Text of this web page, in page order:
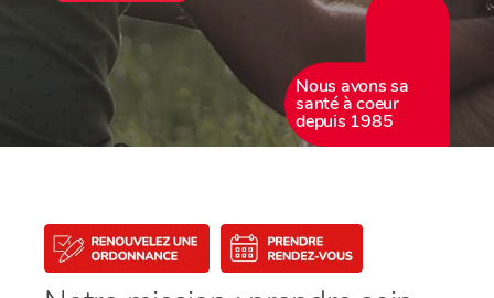
Nous avons sa
santé à coeur
depuis 1985